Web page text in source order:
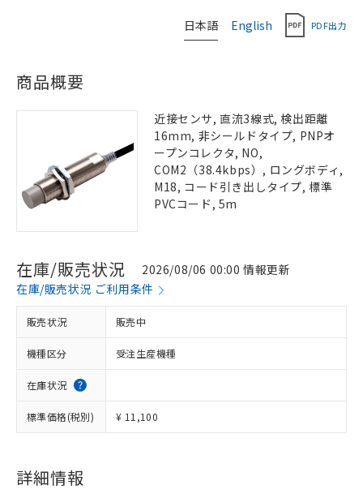
日本語 English PDF出力
商品概要
近接センサ, 直流3線式, 検出距離
16mm, 非シールドタイプ, PNPオ
ープンコレクタ, NO,
COM2（38.4kbps）, ロングボディ,
M18, コード引き出しタイプ, 標準
PVCコード, 5m
在庫/販売状況
2026/08/06 00:00 情報更新
在庫/販売状況 ご利用条件
販売状況 販売中
機種区分 受注生産機種
在庫状況
標準価格(税別) ¥ 11,100
詳細情報